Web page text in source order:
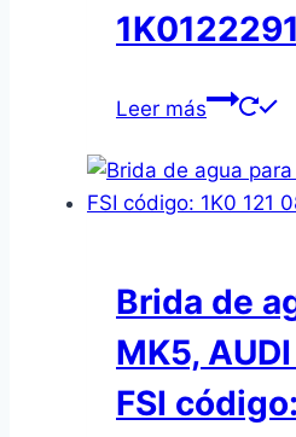
Leer más
Brida de
MK5,
FSI